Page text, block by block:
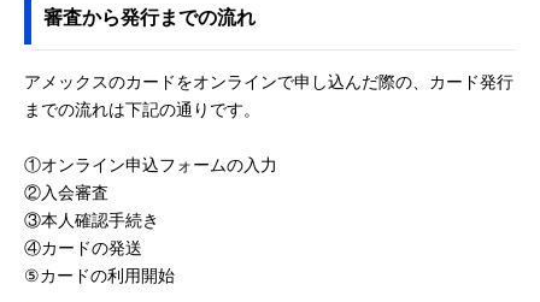
審査から発行までの流れ
アメックスのカードをオンラインで申し込んだ際の、カード発行
までの流れは下記の通りです。
①オンライン申込フォームの入力
②入会審査
③本人確認手続き
④カードの発送
⑤カードの利用開始